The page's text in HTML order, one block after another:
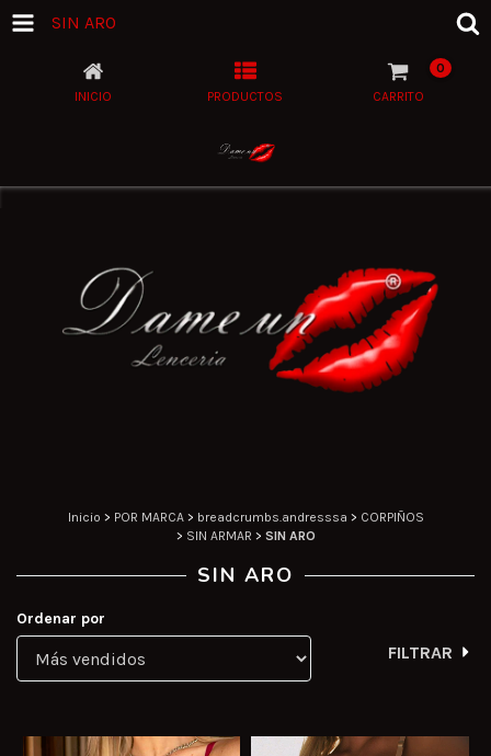
SIN ARO
INICIO PRODUCTOS CARRITO
0
Inicio > POR MARCA > breadcrumbs.andresssa > CORPIÑOS
> SIN ARMAR > SIN ARO
SIN ARO
Ordenar por
FILTRAR